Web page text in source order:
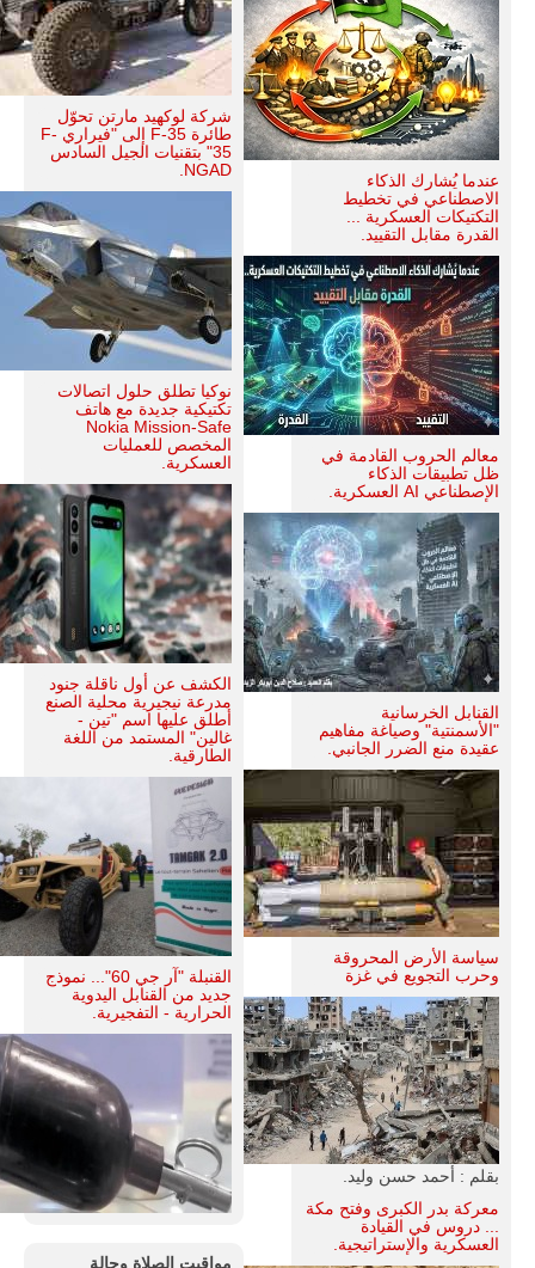
عندما يُشارك الذكاء
الاصطناعي في تخطيط
التكتيكات العسكرية ...
القدرة مقابل التقييد.
معالم الحروب القادمة في
ظل تطبيقات الذكاء
الإصطناعي AI العسكرية.
القنابل الخرسانية
"الأسمنتية" وصياغة مفاهيم
عقيدة منع الضرر الجانبي.
سياسة الأرض المحروقة
وحرب التجويع في غزة
بقلم : أحمد حسن وليد.
معركة بدر الكبرى وفتح مكة
... دروس في القيادة
العسكرية والإستراتيجية.
شركة لوكهيد مارتن تحوّل
طائرة F-35 إلى "فيراري F-
35" بتقنيات الجيل السادس
NGAD.
نوكيا تطلق حلول اتصالات
تكتيكية جديدة مع هاتف
Nokia Mission-Safe
المخصص للعمليات
العسكرية.
الكشف عن أول ناقلة جنود
مدرعة نيجيرية محلية الصنع
أطلق عليها اسم "تين -
غالين" المستمد من اللغة
الطارقية.
القنبلة "آر جي 60"... نموذج
جديد من القنابل اليدوية
الحرارية - التفجيرية.
مواقيت الصلاة وحالة